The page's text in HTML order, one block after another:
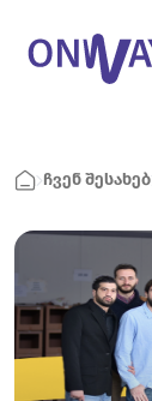
ჩვენ შესახებ